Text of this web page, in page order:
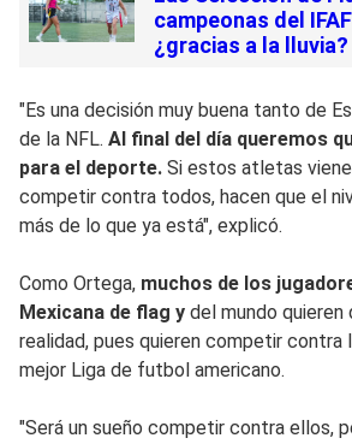
campeonas del
¿gracias a la lluvia?
"Es una decisión muy buena tanto de
de la NFL. Al final del día queremos
para el deporte. Si estos atletas
competir contra todos, hacen que el
más de lo que ya está", explicó.
Como Ortega, muchos de los
Mexicana de flag y del mundo quieren
realidad, pues quieren competir contra
mejor Liga de futbol americano.
"Será un sueño competir contra ellos,